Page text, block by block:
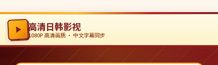
高清日韩影视
1080P 高清画质 · 中文字幕同步